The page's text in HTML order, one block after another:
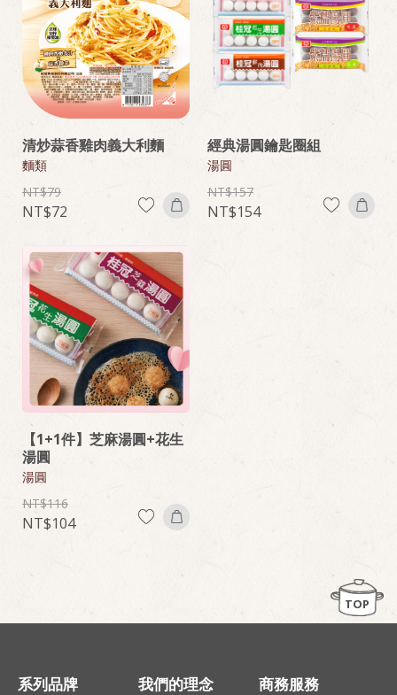
清炒蒜香雞肉義大利麵
麵類
79
72
經典湯圓鑰匙圈組
湯圓
157
154
【1+1件】芝麻湯圓+花生
湯圓
湯圓
116
104
TOP
系列品牌 我們的理念 商務服務